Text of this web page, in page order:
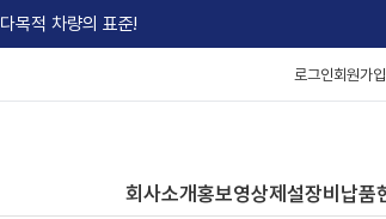
다목적 차량의 표준!
로그인회원가입
회사소개홍보영상제설장비납품